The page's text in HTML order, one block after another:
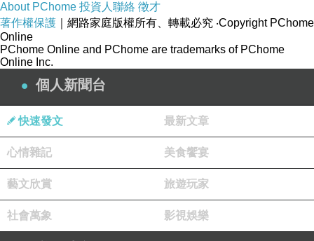
About PChome 投資人聯絡 徵才
著作權保護 ｜網路家庭版權所有、轉載必究 ‧Copyright PChome
Online
PChome Online and PChome are trademarks of PChome
Online Inc.
個人新聞台
快速發文 最新文章
心情雜記 美食饗宴
藝文欣賞 旅遊玩家
社會萬象 影視娛樂